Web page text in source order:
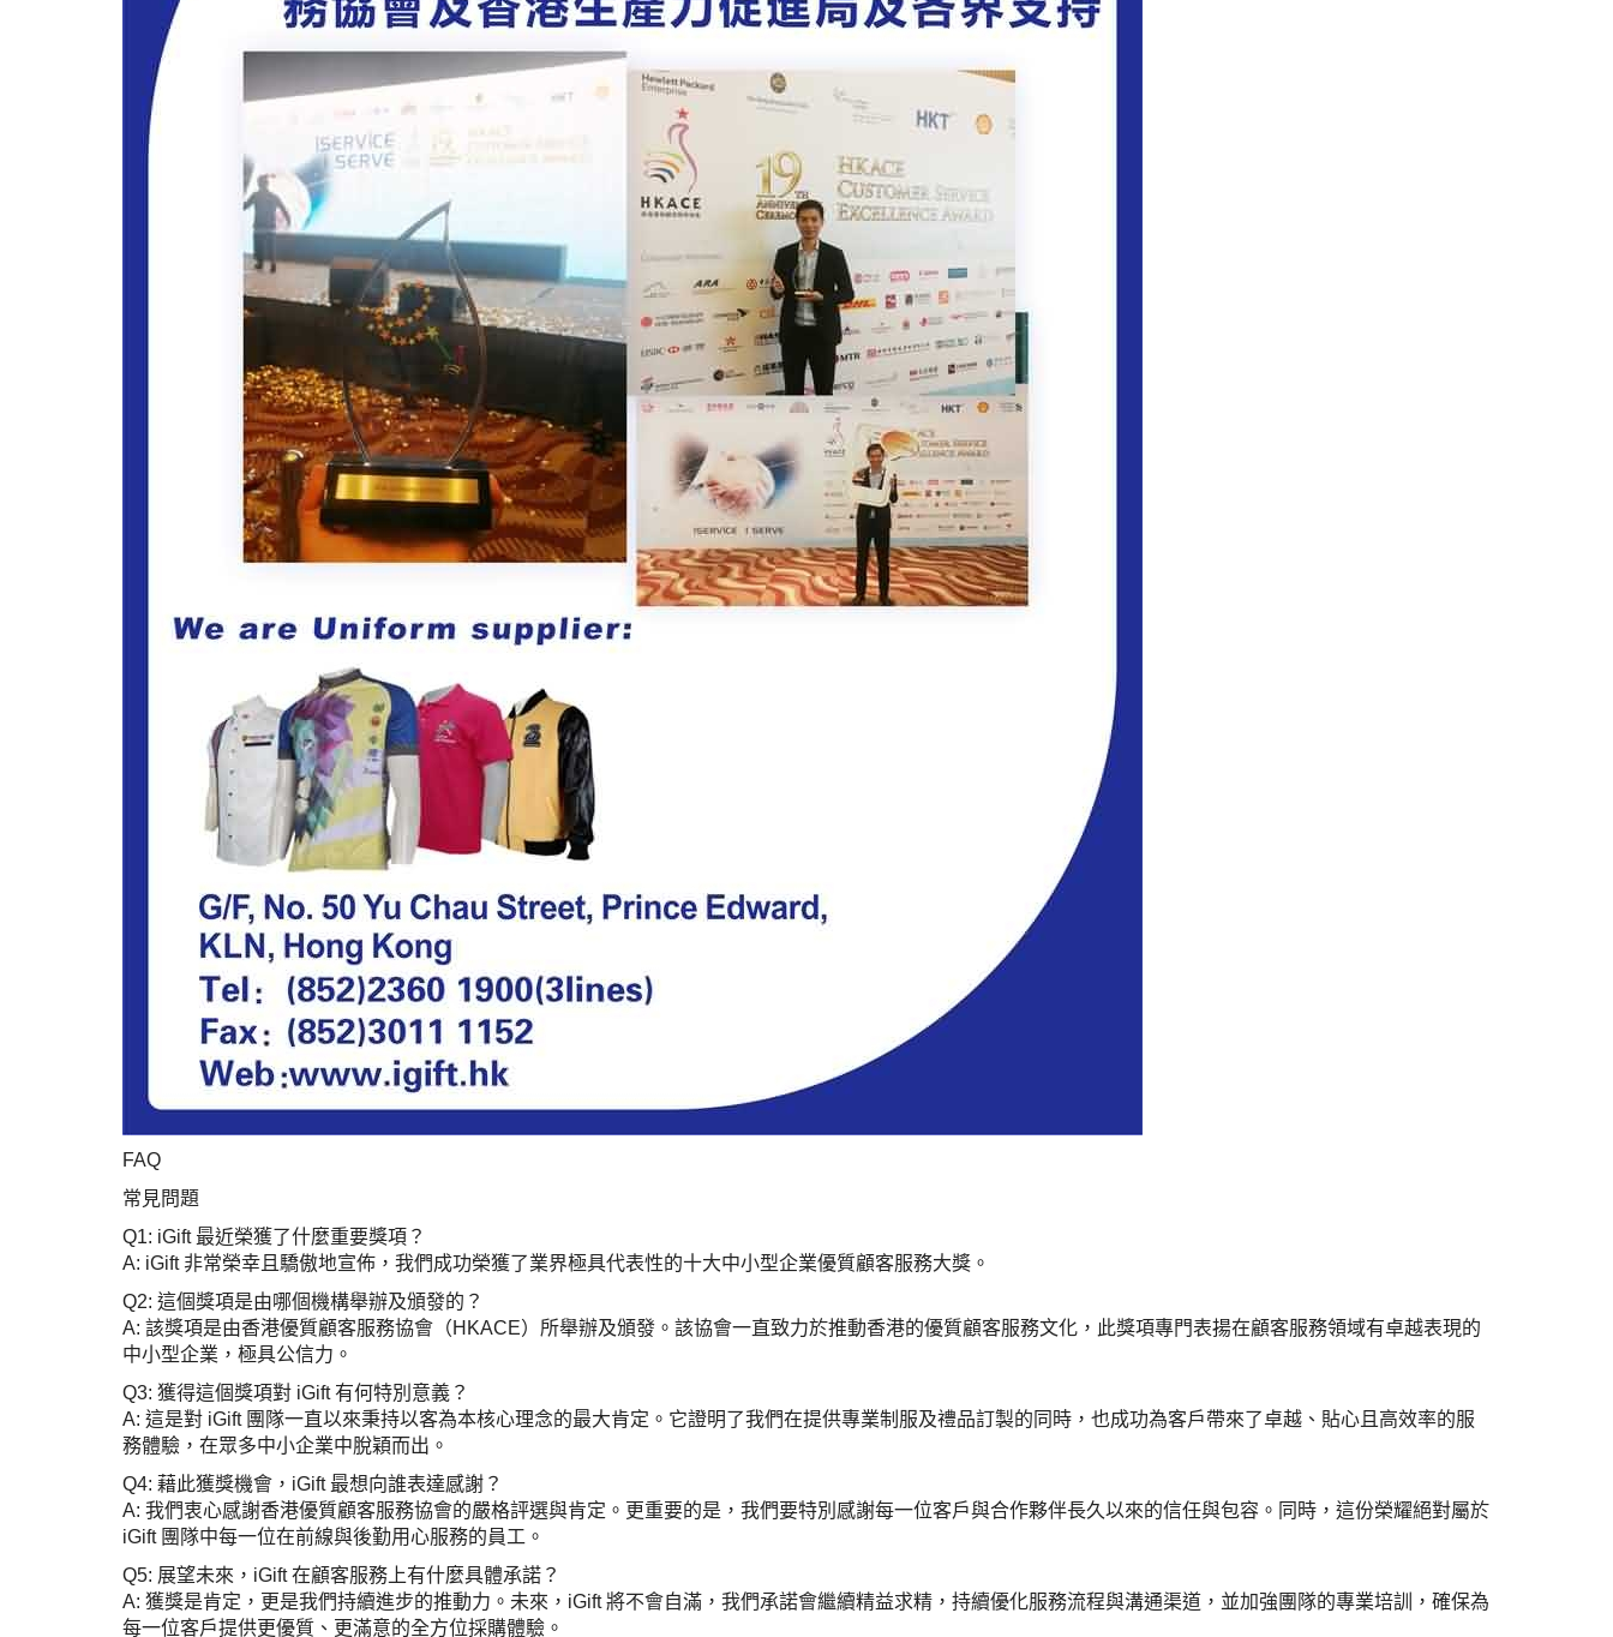
FAQ
常見問題
Q1: iGift 最近榮獲了什麼重要獎項？
A: iGift 非常榮幸且驕傲地宣佈，我們成功榮獲了業界極具代表性的十大中小型企業優質顧客服務大獎。
Q2: 這個獎項是由哪個機構舉辦及頒發的？
A: 該獎項是由香港優質顧客服務協會（HKACE）所舉辦及頒發。該協會一直致力於推動香港的優質顧客服務文化，此獎項專門表揚在顧客服務領域有卓越表現的
中小型企業，極具公信力。
Q3: 獲得這個獎項對 iGift 有何特別意義？
A: 這是對 iGift 團隊一直以來秉持以客為本核心理念的最大肯定。它證明了我們在提供專業制服及禮品訂製的同時，也成功為客戶帶來了卓越、貼心且高效率的服
務體驗，在眾多中小企業中脫穎而出。
Q4: 藉此獲獎機會，iGift 最想向誰表達感謝？
A: 我們衷心感謝香港優質顧客服務協會的嚴格評選與肯定。更重要的是，我們要特別感謝每一位客戶與合作夥伴長久以來的信任與包容。同時，這份榮耀絕對屬於
iGift 團隊中每一位在前線與後勤用心服務的員工。
Q5: 展望未來，iGift 在顧客服務上有什麼具體承諾？
A: 獲獎是肯定，更是我們持續進步的推動力。未來，iGift 將不會自滿，我們承諾會繼續精益求精，持續優化服務流程與溝通渠道，並加強團隊的專業培訓，確保為
每一位客戶提供更優質、更滿意的全方位採購體驗。